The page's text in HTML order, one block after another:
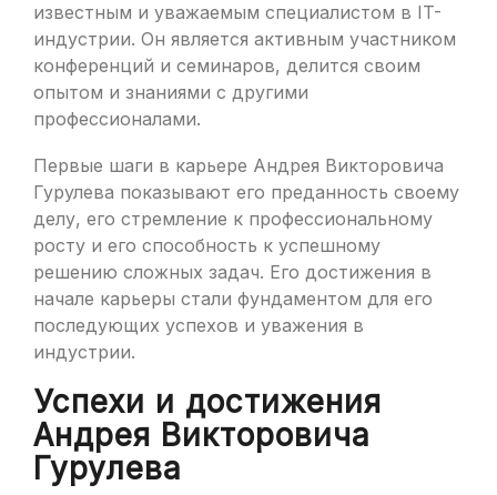
известным и уважаемым специалистом в IT-
индустрии. Он является активным участником
конференций и семинаров, делится своим
опытом и знаниями с другими
профессионалами.
Первые шаги в карьере Андрея Викторовича
Гурулева показывают его преданность своему
делу, его стремление к профессиональному
росту и его способность к успешному
решению сложных задач. Его достижения в
начале карьеры стали фундаментом для его
последующих успехов и уважения в
индустрии.
Успехи и достижения
Андрея Викторовича
Гурулева